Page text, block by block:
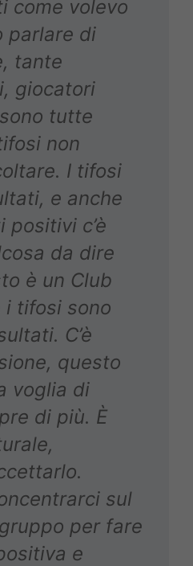
come volevo
parlare di
tante
giocatori
tutte
non
I tifosi
e anche
c’è
da dire
è un Club
i tifosi sono
C’è
questo
voglia di
di più. È
sul
per fare
e